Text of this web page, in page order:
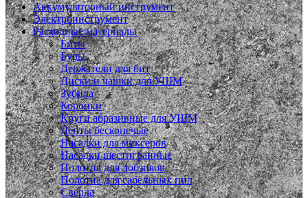
Аккумуляторный инструмент
Электроинструмент
Расходные материалы
Биты
Буры
Держатели для бит
Диски и чашки для УШМ
Зубила
Коронки
Круги абразивные для УШМ
Ленты бесконечые
Насадки для миксеров
Насадки шестигранные
Полотна для лобзиков
Полотна для сабельных пил
Сверла